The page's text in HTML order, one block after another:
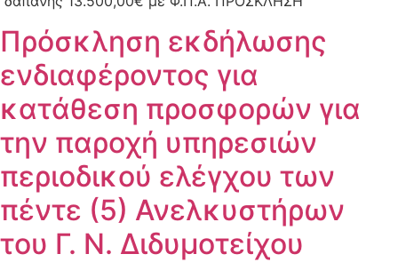
Πρόσκληση εκδήλωσης
ενδιαφέροντος για
κατάθεση προσφορών για
την παροχή υπηρεσιών
περιοδικού ελέγχου των
πέντε (5) Ανελκυστήρων
του Γ. Ν. Διδυμοτείχου